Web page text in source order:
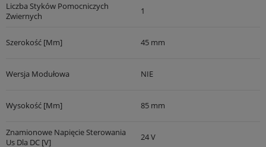
Liczba Styków Pomocniczych
Zwiernych
1
Szerokość [mm] 45 mm
Wersja Modułowa NIE
Wysokość [mm] 85 mm
Znamionowe Napięcie Sterowania
Us Dla DC [V]
24 V